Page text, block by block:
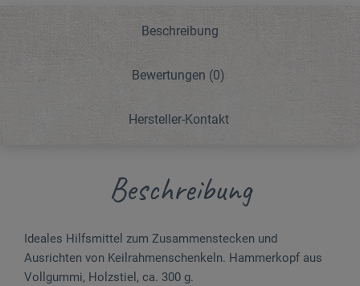
Beschreibung
Bewertungen (0)
Hersteller-Kontakt
Beschreibung
Ideales Hilfsmittel zum Zusammenstecken und
Ausrichten von Keilrahmenschenkeln. Hammerkopf aus
Vollgummi, Holzstiel, ca. 300 g.